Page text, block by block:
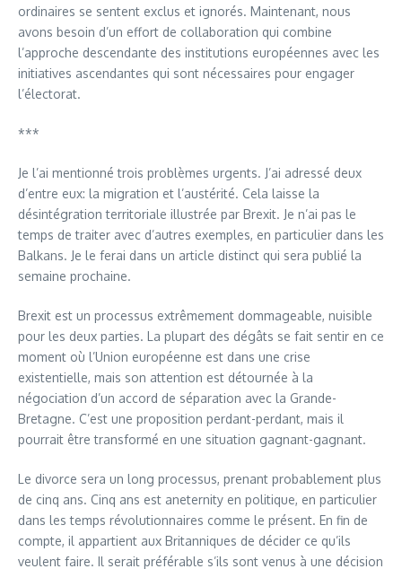
ordinaires se sentent exclus et ignorés. Maintenant, nous
avons besoin d’un effort de collaboration qui combine
l’approche descendante des institutions européennes avec les
initiatives ascendantes qui sont nécessaires pour engager
l’électorat.
***
Je l’ai mentionné trois problèmes urgents. J’ai adressé deux
d’entre eux: la migration et l’austérité. Cela laisse la
désintégration territoriale illustrée par Brexit. Je n’ai pas le
temps de traiter avec d’autres exemples, en particulier dans les
Balkans. Je le ferai dans un article distinct qui sera publié la
semaine prochaine.
Brexit est un processus extrêmement dommageable, nuisible
pour les deux parties. La plupart des dégâts se fait sentir en ce
moment où l’Union européenne est dans une crise
existentielle, mais son attention est détournée à la
négociation d’un accord de séparation avec la Grande-
Bretagne. C’est une proposition perdant-perdant, mais il
pourrait être transformé en une situation gagnant-gagnant.
Le divorce sera un long processus, prenant probablement plus
de cinq ans. Cinq ans est aneternity en politique, en particulier
dans les temps révolutionnaires comme le présent. En fin de
compte, il appartient aux Britanniques de décider ce qu’ils
veulent faire. Il serait préférable s’ils sont venus à une décision